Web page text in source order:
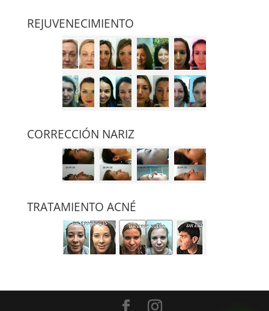
REJUVENECIMIENTO
CORRECCIÓN NARIZ
TRATAMIENTO ACNÉ